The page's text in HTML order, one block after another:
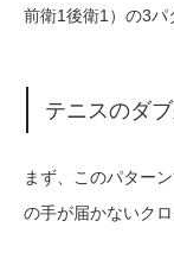
前衛1後衛1）の3パ
テニスのダ
まず、このパター
の手が届かないク